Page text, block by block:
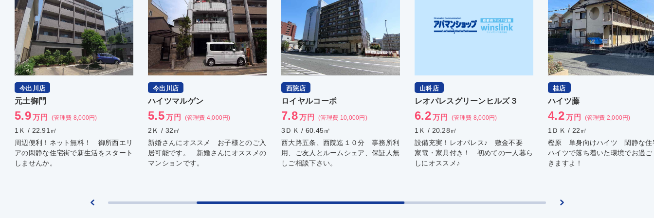
今出川店
ハイツマルゲン
5.5万円 (管理費 4,000円)
2Ｋ / 32㎡
新婚さんにオススメ お子様とのご入
居可能です。 新婚さんにオススメの
マンションです。
西院店
ロイヤルコーポ
7.8万円 (管理費 10,000円)
3ＤＫ / 60.45㎡
西大路五条、西院迄１０分 事務所利
用、ご友人とルームシェア、保証人無
しご相談下さい。
山科店
レオパレスグリーンヒルズ３
6.2万円 (管理費 8,000円)
1Ｋ / 20.28㎡
設備充実！レオパレス♪ 敷金不要
家電・家具付き！ 初めての一人暮ら
しにオススメ♪
桂店
ハイツ藤
4.2万円 (管理費 2,000円)
1ＤＫ / 22㎡
樫原 単身向けハイツ 閑静な住宅の
ハイツで落ち着いた環境でお過ごしで
きますよ！
京都駅前店
光マンション
4.5万円 (管理費 -)
2Ｋ / 24.75㎡
イオン徒歩圏内！ ベランダはあ
せんが、日当良好で室内干し問題
シ！